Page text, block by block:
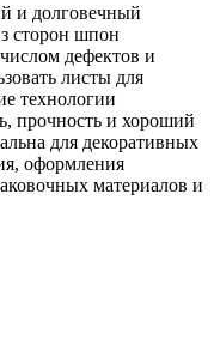
и долговечный
сторон шпон
дефектов и
листы для
технологии
прочность и хороший
для декоративных
оформления
материалов и